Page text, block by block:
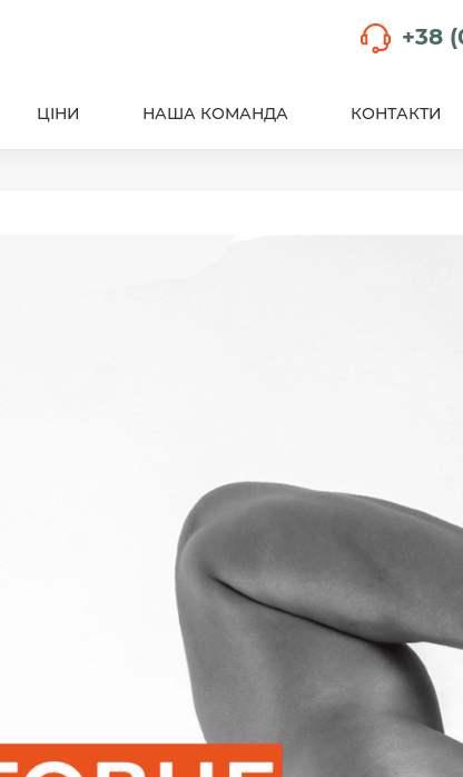
+38
ЦІНИ НАША КОМАНДА КОНТАКТИ